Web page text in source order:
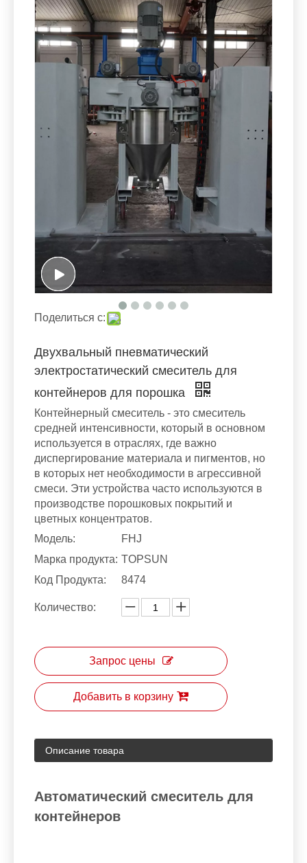
Поделиться с:
Двухвальный пневматический
электростатический смеситель для
контейнеров для порошка
Контейнерный смеситель - это смеситель
средней интенсивности, который в основном
используется в отраслях, где важно
диспергирование материала и пигментов, но
в которых нет необходимости в агрессивной
смеси. Эти устройства часто используются в
производстве порошковых покрытий и
цветных концентратов.
Модель:
FHJ
Марка продукта: TOPSUN
Код Продукта:
8474
Количество:
Запрос цены
Добавить в корзину
Описание товара
Автоматический смеситель для
контейнеров